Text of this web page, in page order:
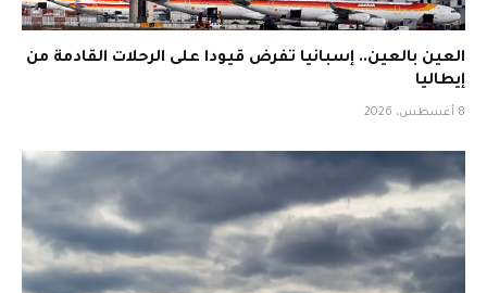
العين بالعين.. إسبانيا تفرض قيودا على الرحلات القادمة من
إيطاليا
8 أغسطس، 2026